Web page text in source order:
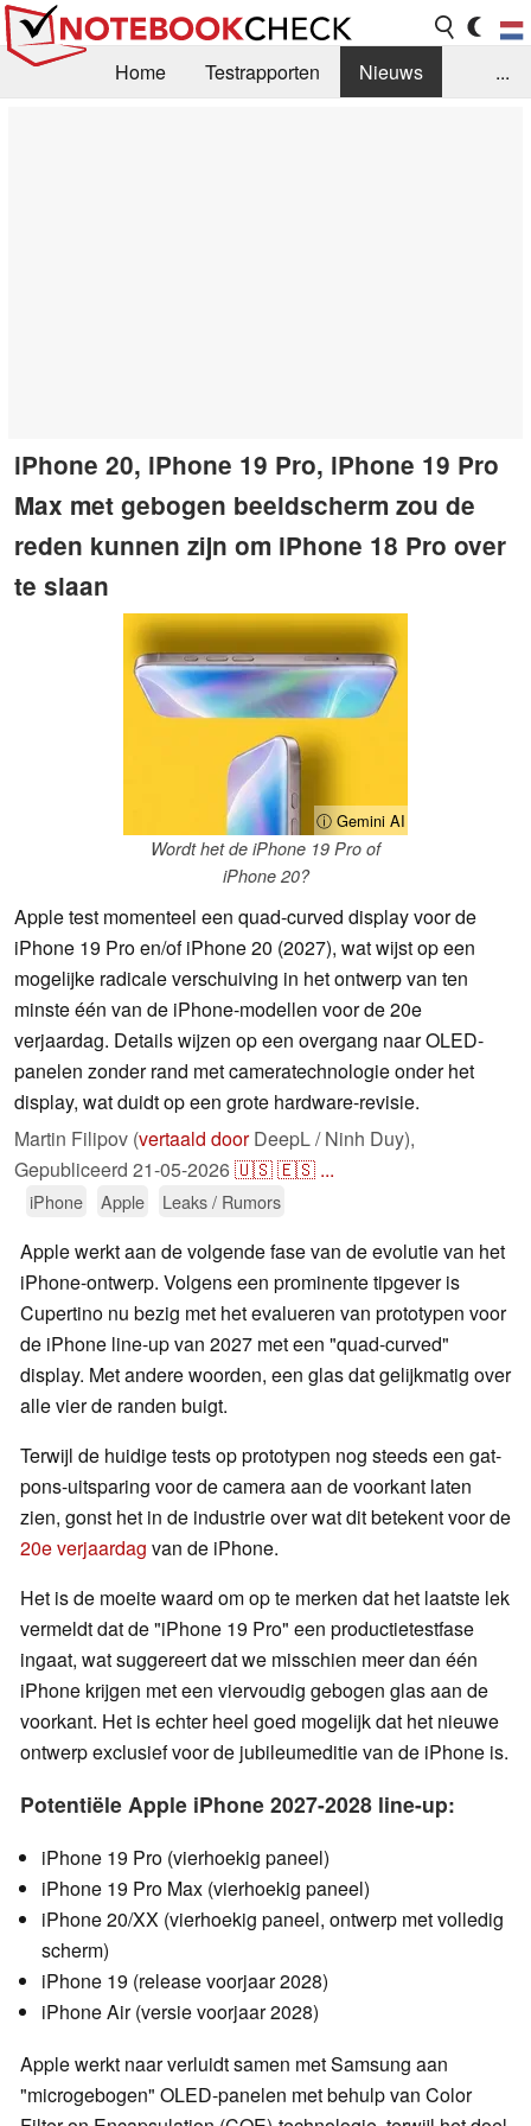
Home Testrapporten
Nieuws
...
iPhone 20, iPhone 19 Pro, iPhone 19 Pro
Max met gebogen beeldscherm zou de
reden kunnen zijn om iPhone 18 Pro over
te slaan
ⓘ Gemini AI
Wordt het de iPhone 19 Pro of
iPhone 20?
Apple test momenteel een quad-curved display voor de
iPhone 19 Pro en/of iPhone 20 (2027), wat wijst op een
mogelijke radicale verschuiving in het ontwerp van ten
minste één van de iPhone-modellen voor de 20e
verjaardag. Details wijzen op een overgang naar OLED-
panelen zonder rand met cameratechnologie onder het
display, wat duidt op een grote hardware-revisie.
Martin Filipov (vertaald doorDeepL / Ninh Duy),
Gepubliceerd 21-05-2026🇺🇸🇪🇸 ...
iPhone Apple Leaks / Rumors
Apple werkt aan de volgende fase van de evolutie van het
iPhone-ontwerp. Volgens een prominente tipgever is
Cupertino nu bezig met het evalueren van prototypen voor
de iPhone line-up van 2027 met een "quad-curved"
display. Met andere woorden, een glas dat gelijkmatig over
alle vier de randen buigt.
Terwijl de huidige tests op prototypen nog steeds een gat-
pons-uitsparing voor de camera aan de voorkant laten
zien, gonst het in de industrie over wat dit betekent voor de
20e verjaardag van de iPhone.
Het is de moeite waard om op te merken dat het laatste lek
vermeldt dat de "iPhone 19 Pro" een productietestfase
ingaat, wat suggereert dat we misschien meer dan één
iPhone krijgen met een viervoudig gebogen glas aan de
voorkant. Het is echter heel goed mogelijk dat het nieuwe
ontwerp exclusief voor de jubileumeditie van de iPhone is.
Potentiële Apple iPhone 2027-2028 line-up:
iPhone 19 Pro (vierhoekig paneel)
iPhone 19 Pro Max (vierhoekig paneel)
iPhone 20/XX (vierhoekig paneel, ontwerp met volledig
scherm)
iPhone 19 (release voorjaar 2028)
iPhone Air (versie voorjaar 2028)
Apple werkt naar verluidt samen met Samsung aan
"microgebogen" OLED-panelen met behulp van Color